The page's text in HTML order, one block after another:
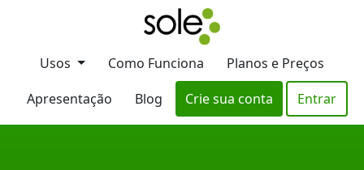
Usos Como Funciona
Planos e Preços
Apresentação
Blog Crie sua conta Entrar